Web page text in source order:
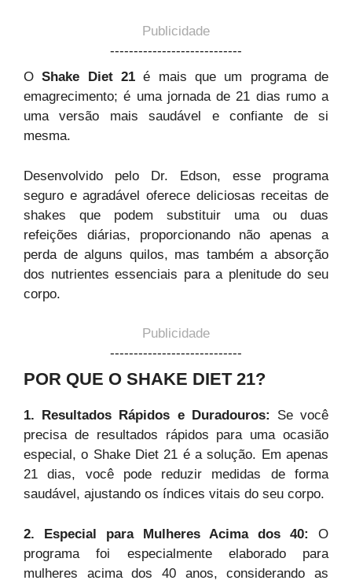
Publicidade
----------------------------
OShake Diet 21 é mais que um programa de
emagrecimento; é uma jornada de 21 dias rumo a
uma versão mais saudável e confiante de si
mesma.
Desenvolvido pelo Dr. Edson, esse programa
seguro e agradável oferece deliciosas receitas de
shakes que podem substituir uma ou duas
refeições diárias, proporcionando não apenas a
perda de alguns quilos, mas também a absorção
dos nutrientes essenciais para a plenitude do seu
corpo.
Publicidade
----------------------------
POR QUE O SHAKE DIET 21?
1. Resultados Rápidos e Duradouros: Se você
precisa de resultados rápidos para uma ocasião
especial, o Shake Diet 21 é a solução. Em apenas
21 dias, você pode reduzir medidas de forma
saudável, ajustando os índices vitais do seu corpo.
2. Especial para Mulheres Acima dos 40:
O
programa foi especialmente elaborado para
mulheres acima dos 40 anos, considerando as